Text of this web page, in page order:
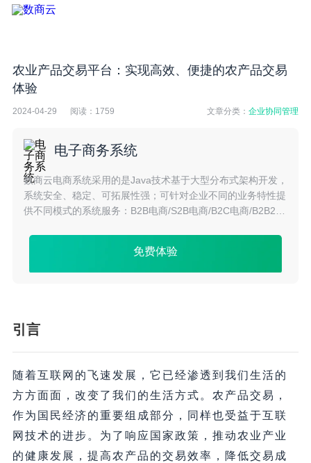
农业产品交易平台：实现高效、便捷的农产品交易
体验
2024-04-29 阅读： 1759 文章分类：企业协同管理
电子商务系统
数商云电商系统采用的是Java技术基于大型分布式架构开发，
系统安全、稳定、可拓展性强；可针对企业不同的业务特性提
供不同模式的系统服务：B2B电商/S2B电商/B2C电商/B2B2C
免费体验
引言
随着互联网的飞速发展，它已经渗透到我们生活的
方方面面，改变了我们的生活方式。农产品交易，
作为国民经济的重要组成部分，同样也受益于互联
网技术的进步。为了响应国家政策，推动农业产业
的健康发展，提高农产品的交易效率，降低交易成